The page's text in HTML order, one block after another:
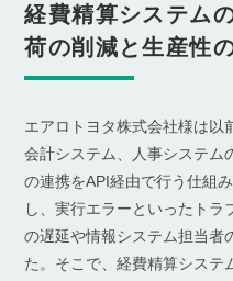
経費精算システム
荷の削減と生産性
エアロトヨタ株式会社様は以
会計システム、人事システム
の連携をAPI経由で行う仕組
し、実行エラーといったトラ
の遅延や情報システム担当者
た。そこで、経費精算システ